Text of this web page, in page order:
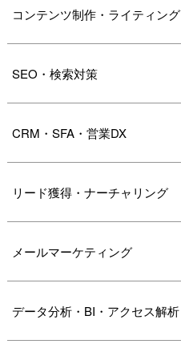
コンテンツ制作・ライティング
SEO・検索対策
CRM・SFA・営業DX
リード獲得・ナーチャリング
メールマーケティング
データ分析・BI・アクセス解析